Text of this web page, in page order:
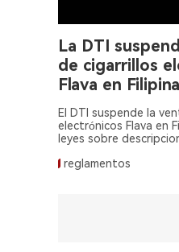
La DTI
de cigarrillos
Flava en
El DTI suspende la
electrónicos Flava en
leyes sobre
reglamentos